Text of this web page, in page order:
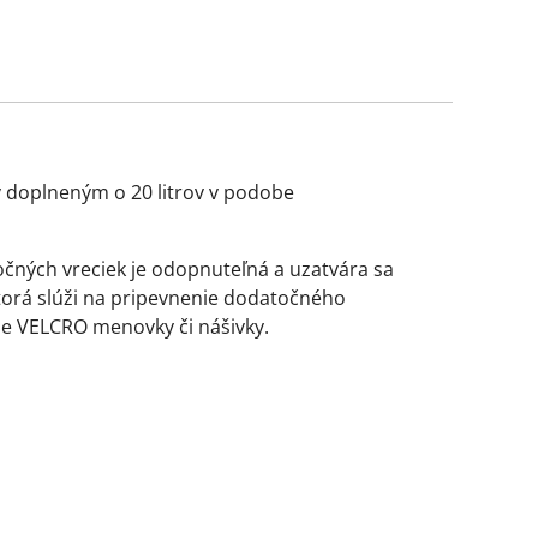
o 20 litrov v podobe
vreciek je odopnuteľná a uzatvára sa
slúži na pripevnenie dodatočného
menovky či nášivky.